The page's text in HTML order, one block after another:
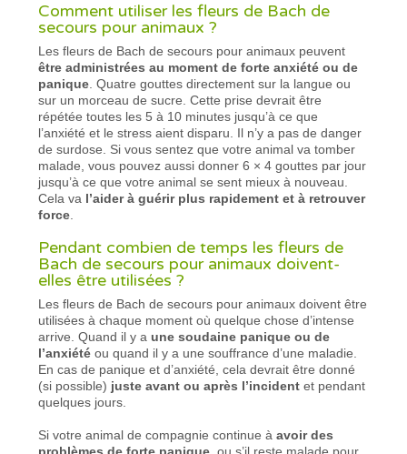
Comment utiliser les fleurs de Bach de
secours pour animaux ?
Les fleurs de Bach de secours pour animaux peuvent
être administrées au moment de forte anxiété ou de
panique. Quatre gouttes directement sur la langue ou
sur un morceau de sucre. Cette prise devrait être
répétée toutes les 5 à 10 minutes jusqu’à ce que
l’anxiété et le stress aient disparu. Il n’y a pas de danger
de surdose. Si vous sentez que votre animal va tomber
malade, vous pouvez aussi donner 6 × 4 gouttes par jour
jusqu’à ce que votre animal se sent mieux à nouveau.
Cela va l’aider à guérir plus rapidement et à retrouver
force.
Pendant combien de temps les fleurs de
Bach de secours pour animaux doivent-
elles être utilisées ?
Les fleurs de Bach de secours pour animaux doivent être
utilisées à chaque moment où quelque chose d’intense
arrive. Quand il y a une soudaine panique ou de
l’anxiété ou quand il y a une souffrance d’une maladie.
En cas de panique et d’anxiété, cela devrait être donné
(si possible) juste avant ou après l’incident et pendant
quelques jours.
Si votre animal de compagnie continue àavoir des